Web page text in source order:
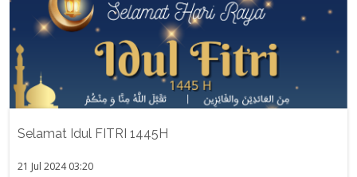
Selamat Idul FITRI 1445H
21 Jul 2024 03:20